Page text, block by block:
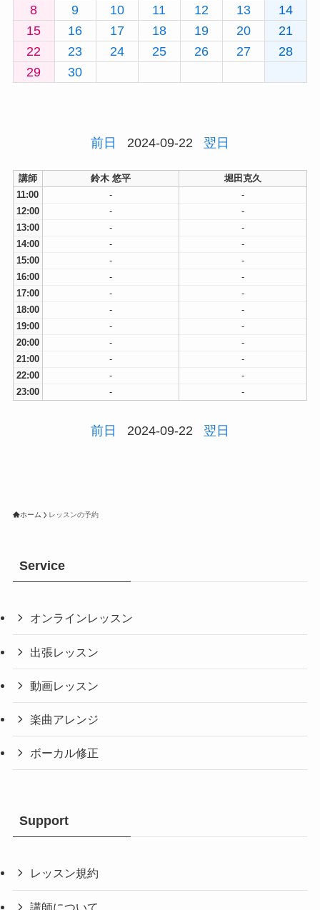
8
9 10 11 12 13
14
15
16 17 18 19 20
21
22
23 24 25 26 27
28
29
30
前日 2024-09-22 翌日
講師 鈴木 悠平
堀田克久
11:00
-
-
12:00
-
-
13:00
-
-
14:00
-
-
15:00
-
-
16:00
-
-
17:00
-
-
18:00
-
-
19:00
-
-
20:00
-
-
21:00
-
-
22:00
-
-
23:00
- -
前日 2024-09-22 翌日
ホーム レッスンの予約
Service
オンラインレッスン
出張レッスン
動画レッスン
楽曲アレンジ
ボーカル修正
Support
レッスン規約
講師について